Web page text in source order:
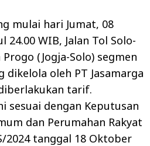
mulai hari Jumat, 08
24.00 WIB, Jalan Tol Solo-
(Jogja-Solo) segmen
dikelola oleh PT Jasamarga
diberlakukan tarif.
sesuai dengan Keputusan
dan Perumahan Rakyat
2024 tanggal 18 Oktober